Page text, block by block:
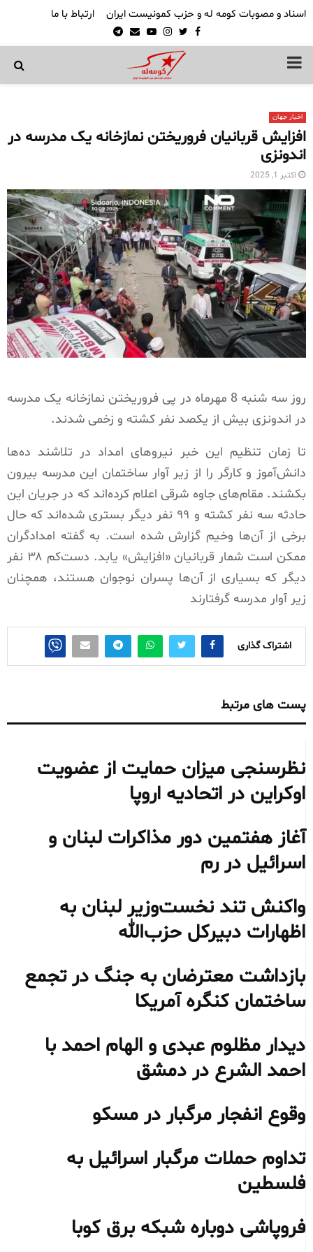
اسناد و مصوبات کومه له و حزب کمونیست ایران ارتباط با ما
Facebook
Twitter
Instagram
Youtube
Email
Telegram
PRIMARY
اخبار جهان
افزایش قربانیان فروریختن نمازخانه یک مدرسه در
اندونزی
اکتبر 1, 2025
روز سه شنبه 8 مهرماه در پی فروریختن نمازخانه یک مدرسه
در اندونزی بیش از یکصد نفر کشته و زخمی شدند.
تا زمان تنظیم این خبر نیروهای امداد در تلاشند ده‌ها
دانش‌آموز و کارگر را از زیر آوار ساختمان این مدرسه بیرون
بکشند. مقام‌های جاوه شرقی اعلام کرده‌اند که در جریان این
حادثه سه نفر کشته و ۹۹ نفر دیگر بستری شده‌اند که حال
برخی از آن‌ها وخیم گزارش شده است. به گفته امدادگران
ممکن است شمار قربانیان «افزایش» یابد. دست‌کم ۳۸ نفر
دیگر که بسیاری از آن‌ها پسران نوجوان هستند، همچنان
زیر آوار مدرسه گرفتارند
اشتراک گذاری
پست های مرتبط
نظرسنجی میزان حمایت از عضویت
اوکراین در اتحادیه اروپا
آغاز هفتمین دور مذاکرات لبنان و
اسرائیل در رم
واکنش تند نخست‌وزیر لبنان به
اظهارات دبیرکل حزب‌الله
بازداشت معترضان به جنگ در تجمع
ساختمان کنگره آمریکا
دیدار مظلوم عبدی و الهام احمد با
احمد الشرع در دمشق
وقوع انفجار مرگبار در مسکو
تداوم حملات مرگبار اسرائیل به
فلسطین
فروپاشی دوباره شبکه برق کوبا